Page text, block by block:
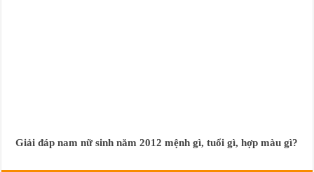
Giải đáp nam nữ sinh năm 2012 mệnh gì, tuổi gì, hợp màu gì?